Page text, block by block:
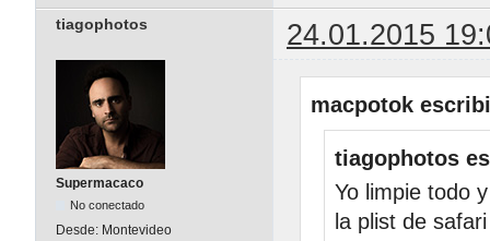
tiagophotos 24.01.2015
Supermacaco
No conectado
Desde: Montevideo
macpotok
tiagophotos
Yo limpie todo
la plist de